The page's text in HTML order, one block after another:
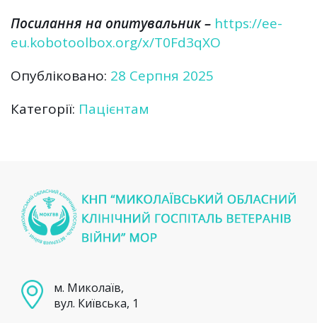
Посилання на опитувальник – https://ee-
eu.kobotoolbox.org/x/T0Fd3qXO
Опубліковано: 28 Серпня 2025
Категорії: Пацієнтам
м. Миколаїв,
вул. Київська, 1